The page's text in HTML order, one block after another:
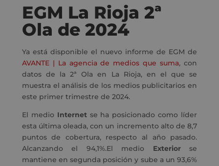
EGM La Rioja 2ª
Ola de 2024
Ya está disponible el nuevo informe de EGM de
AVANTE | La agencia de medios que suma, con
datos de la 2ª Ola en La Rioja, en el que se
muestra el análisis de los medios publicitarios en
este primer trimestre de 2024.
El medio Internetse ha posicionado como líder
esta última oleada, con un incremento alto de 8,7
puntos de cobertura, respecto al año pasado.
Alcanzando el 94,1%.El medio Exteriorse
mantiene en segunda posición y sube a un 93,6%